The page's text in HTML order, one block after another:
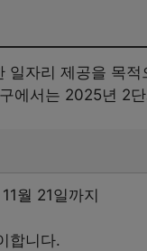
자리 제공을 목
에서는 2025년 2
월 21일까지
합니다.